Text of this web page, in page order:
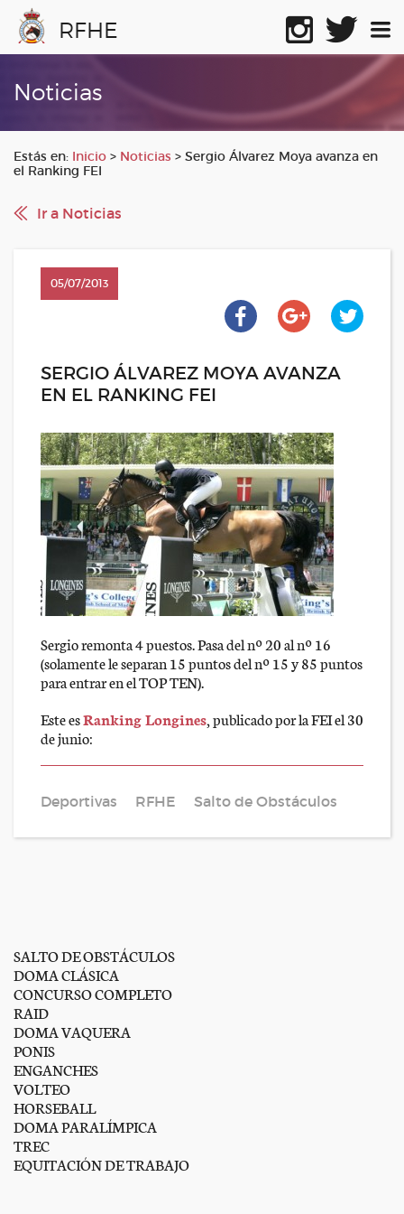
RFHE
Noticias
Estás en: Inicio > Noticias > Sergio Álvarez Moya avanza en
el Ranking FEI
Ir a Noticias
05/07/2013
SERGIO ÁLVAREZ MOYA AVANZA
EN EL RANKING FEI
Sergio remonta 4 puestos. Pasa del nº 20 al nº 16
(solamente le separan 15 puntos del nº 15 y 85 puntos
para entrar en el TOP TEN).
Este esRanking Longines, publicado por la FEI el 30
de junio:
Deportivas RFHE Salto de Obstáculos
SALTO DE OBSTÁCULOS
DOMA CLÁSICA
CONCURSO COMPLETO
RAID
DOMA VAQUERA
PONIS
ENGANCHES
VOLTEO
HORSEBALL
DOMA PARALÍMPICA
TREC
EQUITACIÓN DE TRABAJO